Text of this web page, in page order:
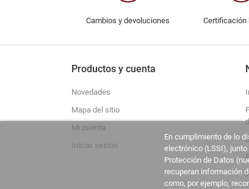
Cambios y devoluciones Certificación
Productos y cuenta
Novedades
Mapa del sitio
Mi cuenta
Iniciar sesión
En cumplimiento de lo
electrónico (LSSI), junto
Protección de Datos
recuperan información
como, por ejemplo,